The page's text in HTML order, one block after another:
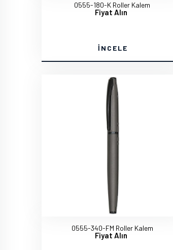
0555-180-K Roller Kalem
Fiyat Alın
İNCELE
0555-340-FM Roller Kalem
Fiyat Alın